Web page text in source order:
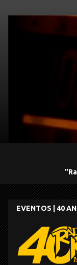
EVENTOS | 40